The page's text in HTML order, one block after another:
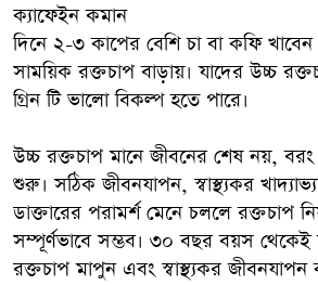
ক্যাফেইন কমান
দিনে ২-৩ কাপের বেশি চা বা কফি খাবেন
সাময়িক রক্তচাপ বাড়ায়। যাদের উচ্চ
গ্রিন টি ভালো বিকল্প হতে পারে।
উচ্চ রক্তচাপ মানে জীবনের শেষ নয়,
শুরু। সঠিক জীবনযাপন, স্বাস্থ্যকর
ডাক্তারের পরামর্শ মেনে চললে রক্তচাপ
সম্পূর্ণভাবে সম্ভব। ৩০ বছর বয়স
রক্তচাপ মাপুন এবং স্বাস্থ্যকর